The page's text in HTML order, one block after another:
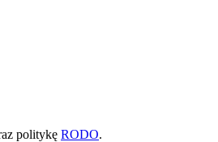
politykę RODO.